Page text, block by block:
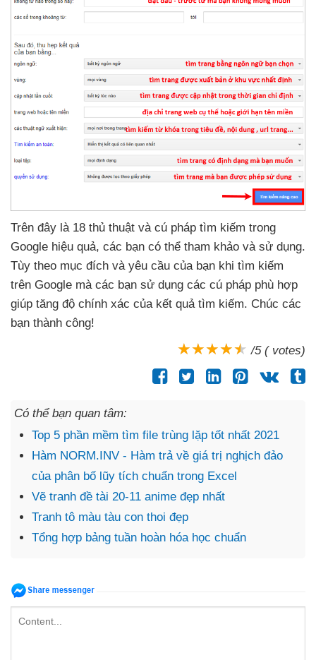
Trên đây là 18 thủ thuật và cú pháp tìm kiếm trong
Google hiệu quả, các bạn có thể tham khảo và sử dụng.
Tùy theo mục đích và yêu cầu của bạn khi tìm kiếm
trên Google mà các bạn sử dụng các cú pháp phù hợp
giúp tăng độ chính xác của kết quả tìm kiếm. Chúc các
bạn thành công!
/5 ( votes)
Có thể bạn quan tâm:
Top 5 phần mềm tìm file trùng lặp tốt nhất 2021
Hàm NORM.INV - Hàm trả về giá trị nghịch đảo
của phân bố lũy tích chuẩn trong Excel
Vẽ tranh đề tài 20-11 anime đẹp nhất
Tranh tô màu tàu con thoi đẹp
Tổng hợp bảng tuần hoàn hóa học chuẩn